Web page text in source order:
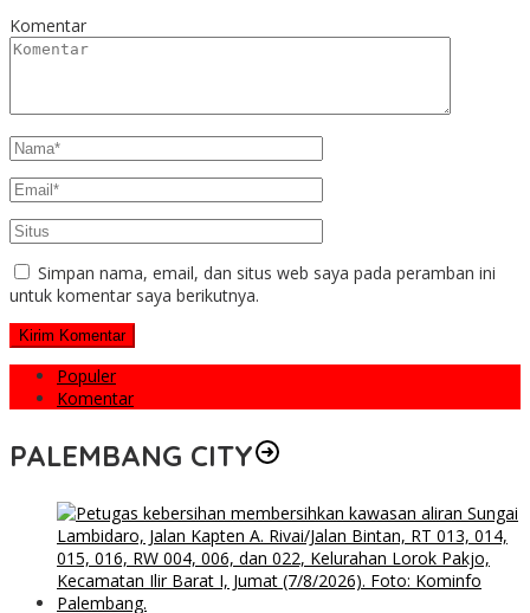
Komentar
Simpan nama, email, dan situs web saya pada peramban ini
untuk komentar saya berikutnya.
Populer
Komentar
PALEMBANG CITY